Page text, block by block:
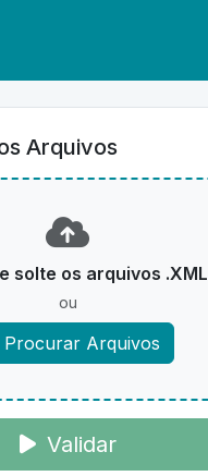
Arquivos
solte os arquivos .XML
ou
Procurar Arquivos
Validar